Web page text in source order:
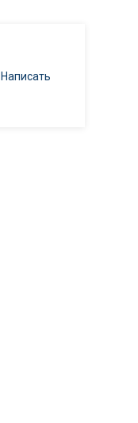
Написать